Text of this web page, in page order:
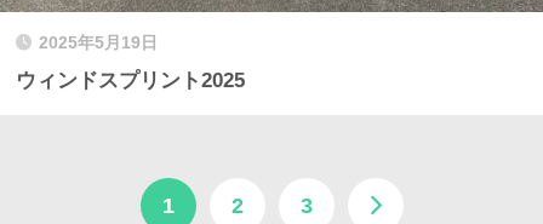
2025年5月19日
ウィンドスプリント2025
1 2 3